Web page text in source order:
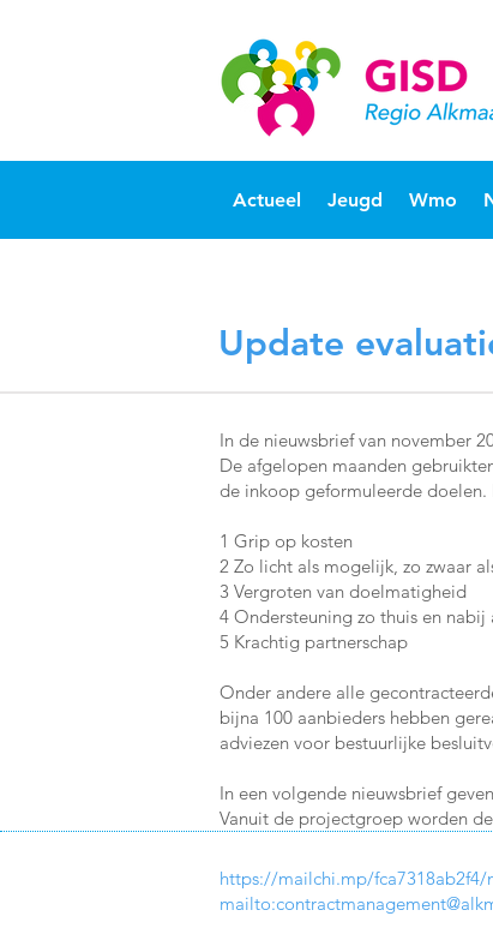
Actueel Jeugd Wmo
Update
In de nieuwsbrief van november
De afgelopen maanden
de inkoop geformuleerde
1 Grip op kosten
2 Zo licht als mogelijk, zo zwaar
3 Vergroten van doelmatigheid
4 Ondersteuning zo thuis en
5 Krachtig partnerschap
Onder andere alle
bijna 100 aanbieders hebben
adviezen voor bestuurlijke
In een volgende nieuwsbrief
Vanuit de projectgroep worden
https://mailchi.mp/
mailto: